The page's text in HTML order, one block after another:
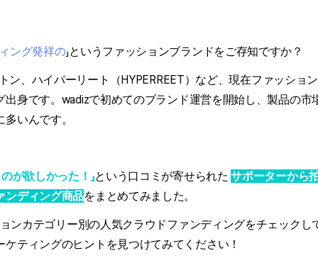
ング発祥の」というファッションブランドをご存知ですか？
ン、ハイパーリート（HYPERREET）など、現在ファッショ
出身です。wadizで初めてのブランド運営を開始し、製品の市
いんです。
のが欲しかった！」という口コミが寄せられたサポーターから
ンディング商品をまとめてみました。
ンカテゴリー別の人気クラウドファンディングをチェックし
ティングのヒントを見つけてみてください！